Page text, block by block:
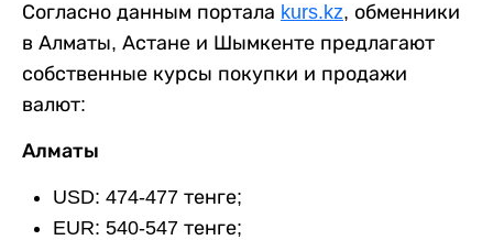
Согласно данным портала kurs.kz, обменники
в Алматы, Астане и Шымкенте предлагают
собственные курсы покупки и продажи
валют:
Алматы
USD: 474-477 тенге;
EUR: 540-547 тенге;